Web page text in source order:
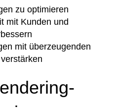
zu optimieren
mit Kunden und
mit überzeugenden